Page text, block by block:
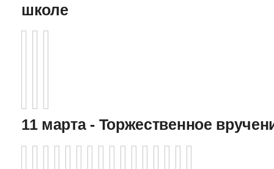
школе
11 марта - Торжественное